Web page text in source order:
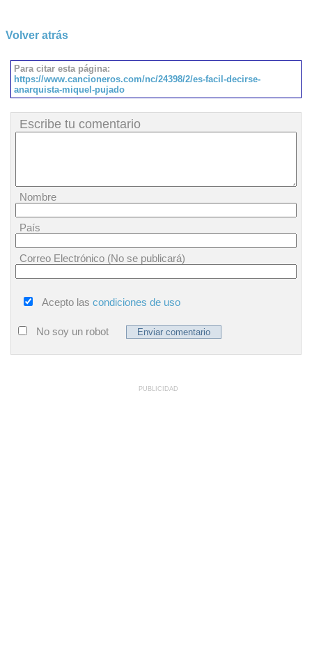
Volver atrás
Para citar esta página:
https://www.cancioneros.com/nc/24398/2/es-facil-decirse-
anarquista-miquel-pujado
Escribe tu comentario
Nombre
País
Correo Electrónico (No se publicará)
Acepto las condiciones de uso
No soy un robot
PUBLICIDAD